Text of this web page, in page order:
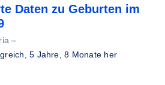
Daten zu Geburten im
–
5 Jahre, 8 Monate her